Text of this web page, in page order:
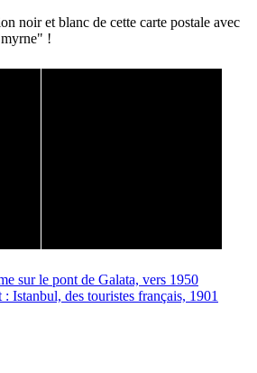
noir et blanc de cette carte postale avec
!
sur le pont de Galata, vers 1950
Istanbul, des touristes français, 1901